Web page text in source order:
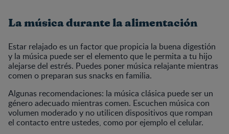
La música durante la alimentación
Estar relajado es un factor que propicia la buena digestión
y la música puede ser el elemento que le permita a tu hijo
alejarse del estrés. Puedes poner música relajante mientras
comen o preparan sus snacks en familia.
Algunas recomendaciones: la música clásica puede ser un
género adecuado mientras comen. Escuchen música con
volumen moderado y no utilicen dispositivos que rompan
el contacto entre ustedes, como por ejemplo el celular.